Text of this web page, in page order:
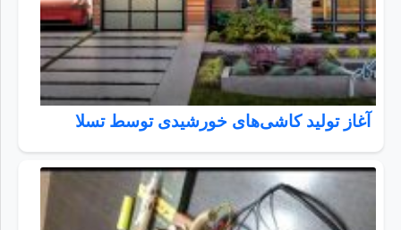
آغاز تولید کاشی‌های خورشیدی توسط تسلا